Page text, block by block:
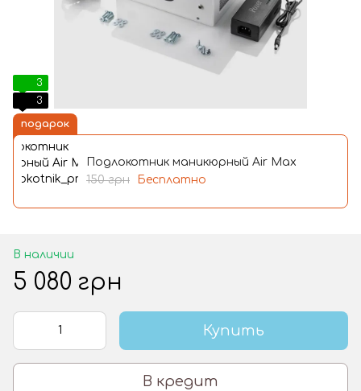
3
3
подарок
Подлокотник маникюрный Air Max
150 грн
Бесплатно
В наличии
5 080 грн
Купить
В кредит